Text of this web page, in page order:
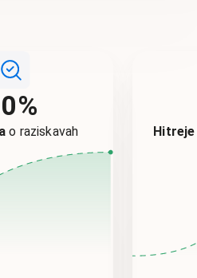
o raziskavah Hitreje